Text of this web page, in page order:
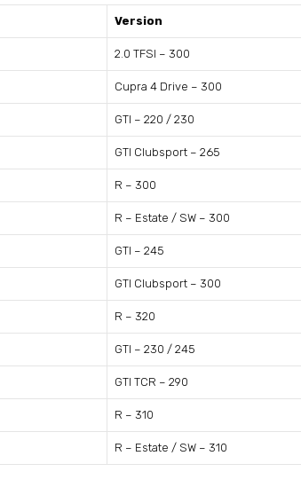
Version
2.0 TFSI – 300
Cupra 4 Drive – 300
GTI – 220 / 230
GTI Clubsport – 265
R – 300
R – Estate / SW – 300
GTI – 245
GTI Clubsport – 300
R – 320
GTI – 230 / 245
GTI TCR – 290
R – 310
R – Estate / SW – 310